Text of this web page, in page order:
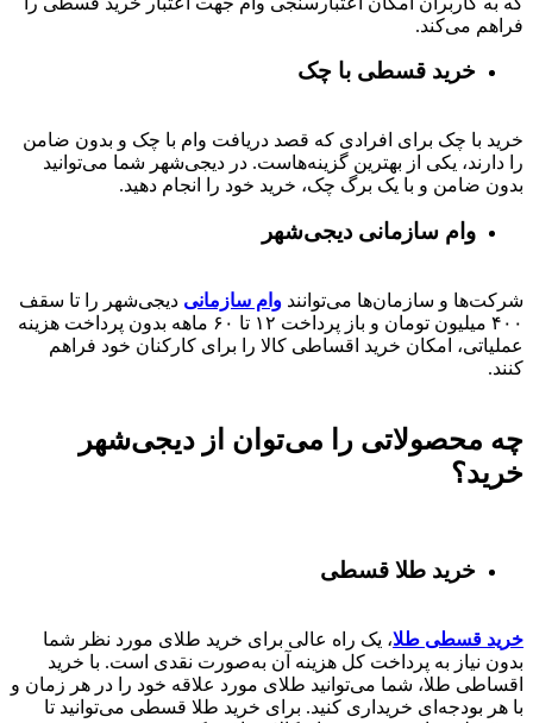
فراهم می‌کند.
خرید قسطی با چک
خرید با چک برای افرادی که قصد دریافت وام با چک و بدون ضامن
را دارند، یکی از بهترین گزینه‌هاست. در دیجی‌شهر شما می‌توانید
بدون ضامن و با یک برگ چک، خرید خود را انجام دهید.
وام سازمانی دیجی‌شهر
شرکت‌ها و سازمان‌ها می‌توانند وام سازمانی دیجی‌شهر را تا سقف
۴۰۰ میلیون تومان و باز پرداخت ۱۲ تا ۶۰
ماهه بدون پرداخت هزینه
عملیاتی، امکان خرید اقساطی کالا را برای کارکنان خود فراهم
کنند.
چه محصولاتی را می‌توان از دیجی‌شهر
خرید؟
خرید طلا قسطی
خرید قسطی طلا، یک راه عالی برای خرید طلای مورد نظر شما
بدون نیاز به پرداخت کل هزینه آن به‌صورت نقدی است. با خرید
اقساطی طلا، شما می‌توانید طلای مورد علاقه خود را در هر زمان و
با هر بودجه‌ای خریداری کنید. برای خرید طلا قسطی می‌توانید تا